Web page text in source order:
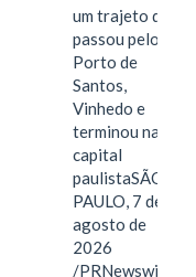
um trajeto que
passou pelo
Porto de
Santos,
Vinhedo e
terminou na
capital
paulistaSÃO
PAULO, 7 de
agosto de
2026
/PRNewswire/